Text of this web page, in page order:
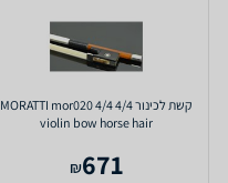
קשת לכינור 4/4 MORATTI mor020 4/4
violin bow horse hair
671
₪